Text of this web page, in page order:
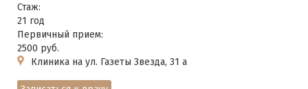
Стаж:
21 год
Первичный прием:
2500 руб.
Клиника на ул. Газеты Звезда, 31 а